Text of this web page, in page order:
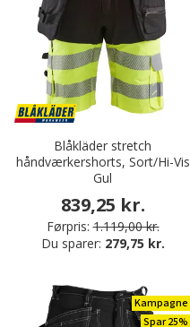
Blåkläder stretch
håndværkershorts, Sort/Hi-Vis
Gul
839,25 kr.
Førpris: 1.119,00 kr.
Du sparer: 279,75 kr.
Kampagne
Spar 25%